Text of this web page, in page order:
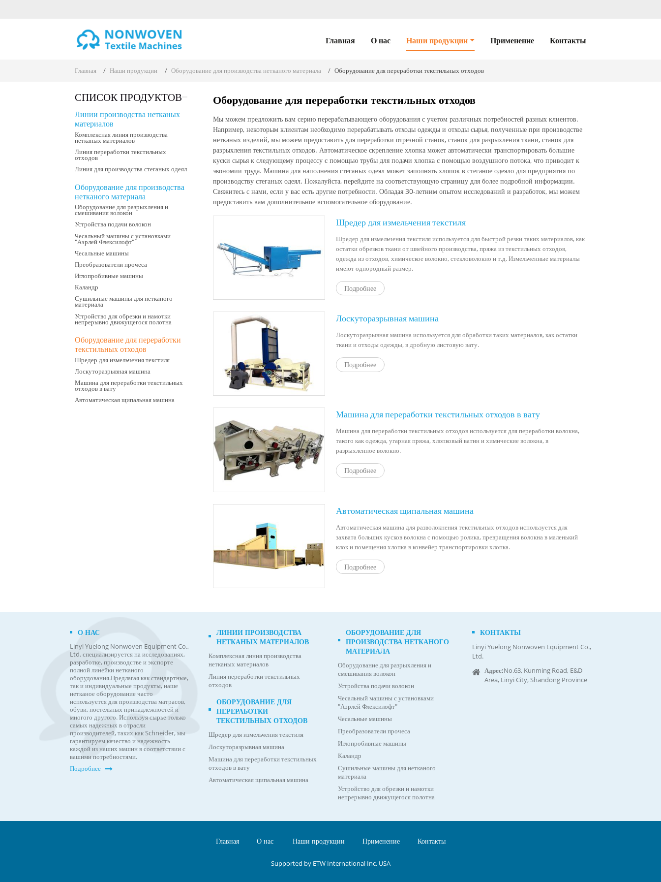
Главная О нас Наши продукции Применение Контакты
Главная Наши продукции Оборудование для производства нетканого материала Оборудование для переработки текстильных отходов
Оборудование для переработки текстильных отходов
Мы можем предложить вам серию перерабатывающего оборудования с учетом различных потребностей разных клиентов.
Например, некоторым клиентам необходимо перерабатывать отходы одежды и отходы сырья, полученные при производстве
нетканых изделий, мы можем предоставить для переработки отрезной станок, станок для разрыхления ткани, станок для
разрыхления текстильных отходов. Автоматическое скрепление хлопка может автоматически транспортировать большие
куски сырья к следующему процессу с помощью трубы для подачи хлопка с помощью воздушного потока, что приводит к
экономии труда. Машина для наполнения стеганых одеял может заполнять хлопок в стеганое одеяло для предприятия по
производству стеганых одеял. Пожалуйста, перейдите на соответствующую страницу для более подробной информации.
Свяжитесь с нами, если у вас есть другие потребности. Обладая 30-летним опытом исследований и разработок, мы можем
предоставить вам дополнительное вспомогательное оборудование.
Шредер для измельчения текстиля
Шредер для измельчения текстиля используется для быстрой резки таких материалов, как
остатки обрезков ткани от швейного производства, пряжа из текстильных отходов,
одежда из отходов, химическое волокно, стекловолокно и т.д. Измельченные материалы
имеют однородный размер.
Подробнее
Лоскуторазрывная машина
Лоскуторазрывная машина используется для обработки таких материалов, как остатки
ткани и отходы одежды, в дробную листовую вату.
Подробнее
Машина для переработки текстильных отходов в вату
Машина для переработки текстильных отходов используется для переработки волокна,
такого как одежда, угарная пряжа, хлопковый ватин и химические волокна, в
разрыхленное волокно.
Подробнее
Автоматическая щипальная машина
Автоматическая машина для разволокнения текстильных отходов используется для
захвата больших кусков волокна с помощью ролика, превращения волокна в маленький
клок и помещения хлопка в конвейер транспортировки хлопка.
Подробнее
СПИСОК ПРОДУКТОВ
Линии производства нетканых
материалов
Комплексная линия производства
нетканых материалов
Линия переработки текстильных
отходов
Линия для производства стеганых одеял
Оборудование для производства
нетканого материала
Оборудование для разрыхления и
смешивания волокон
Устройства подачи волокон
Чесальный машины с установками
"Аэрлей Флексилофт"
Чесальные машины
Преобразователи прочеса
Иглопробивные машины
Каландр
Сушильные машины для нетканого
материала
Устройство для обрезки и намотки
непрерывно движущегося полотна
Оборудование для переработки
текстильных отходов
Шредер для измельчения текстиля
Лоскуторазрывная машина
Машина для переработки текстильных
отходов в вату
Автоматическая щипальная машина
О НАС
Linyi Yuelong Nonwoven Equipment Co.,
Ltd. специализируется на исследованиях,
разработке, производстве и экспорте
полной линейки нетканого
оборудования.Предлагая как стандартные,
так и индивидуальные продукты, наше
нетканое оборудование часто
используется для производства матрасов,
обуви, постельных принадлежностей и
многого другого. Используя сырье только
самых надежных в отрасли
производителей, таких как Schneider, мы
гарантируем качество и надежность
каждой из наших машин в соответствии с
вашими потребностями.
Подробнее
ЛИНИИ ПРОИЗВОДСТВА
НЕТКАНЫХ МАТЕРИАЛОВ
Комплексная линия производства
нетканых материалов
Линия переработки текстильных
отходов
ОБОРУДОВАНИЕ ДЛЯ
ПЕРЕРАБОТКИ
ТЕКСТИЛЬНЫХ ОТХОДОВ
Шредер для измельчения текстиля
Лоскуторазрывная машина
Машина для переработки текстильных
отходов в вату
Автоматическая щипальная машина
ОБОРУДОВАНИЕ ДЛЯ
ПРОИЗВОДСТВА НЕТКАНОГО
МАТЕРИАЛА
Оборудование для разрыхления и
смешивания волокон
Устройства подачи волокон
Чесальный машины с установками
"Аэрлей Флексилофт"
Чесальные машины
Преобразователи прочеса
Иглопробивные машины
Каландр
Сушильные машины для нетканого
материала
Устройство для обрезки и намотки
непрерывно движущегося полотна
КОНТАКТЫ
Linyi Yuelong Nonwoven Equipment Co.,
Ltd.
Адрес:No.63, Kunming Road, E&D
Area, Linyi City, Shandong Province
Главная О нас Наши продукции Применение Контакты
Supported by ETW International Inc. USA